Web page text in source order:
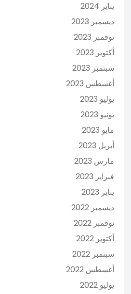
يناير 2024
ديسمبر 2023
نوفمبر 2023
أكتوبر 2023
سبتمبر 2023
أغسطس 2023
يوليو 2023
يونيو 2023
مايو 2023
أبريل 2023
مارس 2023
فبراير 2023
يناير 2023
ديسمبر 2022
نوفمبر 2022
أكتوبر 2022
سبتمبر 2022
أغسطس 2022
يوليو 2022